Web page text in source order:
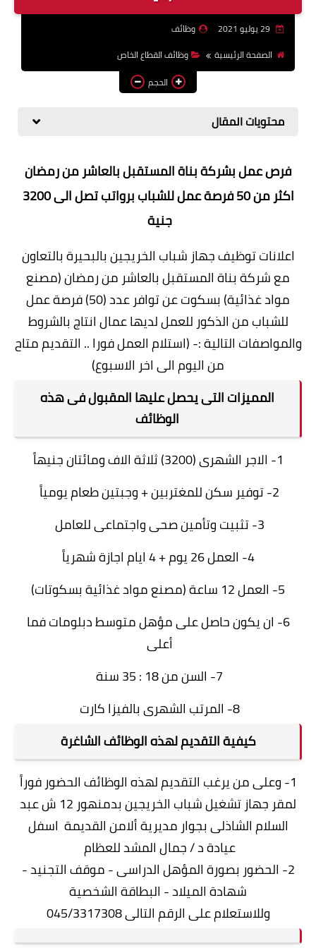
وظائف
الصفحة الرئيسية
وظائف القطاع الخاص
الحجم
محتويات المقال
فرص عمل بشركة بناة المستقبل بالعاشر من رمضان
اكثر من 50 فرصة عمل للشباب برواتب تصل الى 3200
جنية
اعلانات توظيف جهاز شباب الخريجين بالبحيرة بالتعاون
مع شركة بناة المستقبل بالعاشر من رمضان (مصنع
مواد غذائية) بسكوت عن توافر عدد (50) فرصة عمل
للشباب من الذكور للعمل لديها عمال انتاج بالشروط
والمواصفات التالية :- (استلام العمل فورا .. التقديم متاح
من اليوم الى اخر الاسبوع)
المميزات التى يحصل عليها المقبول فى هذه
الوظائف
1- الاجر الشهرى (3200) ثلاثة الاف ومائتان جنيهاً
2- توفير سكن للمغتربين + وجبتين طعام يومياً
3- تثبيت وتأمين صحى واجتماعى للعامل
4- العمل 26 يوم + 4 ايام اجازة شهرياً
5- العمل 12 ساعة (مصنع مواد غذائية بسكوتات)
6- ان يكون حاصل على مؤهل متوسط دبلومات فما
أعلى
7- السن من 18 : 35 سنة
8- المرتب الشهرى بالفيزا كارت
كيفية التقديم لهذه الوظائف الشاغرة
1- وعلى من يرغب التقديم لهذه الوظائف الحضور فوراً
لمقر جهاز تشغيل شباب الخريجين بدمنهور 12 ش عبد
السلام الشاذلى بجوار مديرية ألامن القديمة اسفل
عيادة د / جمال المشد للعظام
2- الحضور بصورة المؤهل الدراسى - موقف التجنيد -
شهادة الميلاد - البطاقة الشخصية
وللاستعلام على الرقم التالى 045/3317308